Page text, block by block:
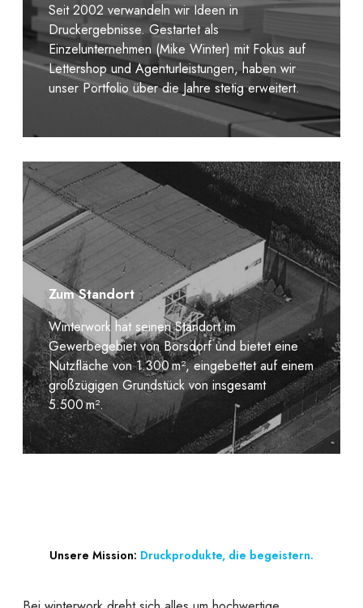
Seit 2002 verwandeln wir Ideen in
Druckergebnisse. Gestartet als
Einzelunternehmen (Mike Winter) mit Fokus auf
Lettershop und Agenturleistungen, haben wir
unser Portfolio über die Jahre stetig erweitert.
Zum Standort
Winterwork hat seinen Standort im
Gewerbegebiet von Borsdorf und bietet eine
Nutzfläche von 1.300 m², eingebettet auf einem
großzügigen Grundstück von insgesamt
5.500 m².
Unsere Mission: Druckprodukte, die begeistern.